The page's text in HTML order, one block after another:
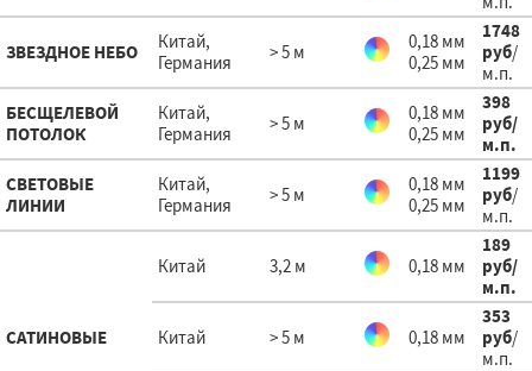
ЗВЕЗДНОЕ НЕБО
Китай,
Германия
> 5 м
0,18 мм
0,25 мм
1748
руб/
м.п.
БЕСЩЕЛЕВОЙ
ПОТОЛОК
Китай,
Германия
> 5 м
0,18 мм
0,25 мм
398
руб/
м.п.
СВЕТОВЫЕ
ЛИНИИ
Китай,
Германия
> 5 м
0,18 мм
0,25 мм
1199
руб/
м.п.
САТИНОВЫЕ
Китай 3,2 м 0,18 мм
189
руб/
м.п.
Китай > 5 м 0,18 мм
353
руб/
м.п.